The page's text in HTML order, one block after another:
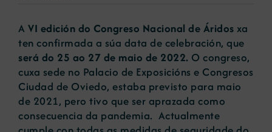
A VI edición do Congreso Nacional de Áridos xa
ten confirmada a súa data de celebración, que
será do 25 ao 27 de maio de 2022. O congreso,
cuxa sede no Palacio de Exposicións e Congresos
Ciudad de Oviedo, estaba previsto para maio
de 2021, pero tivo que ser aprazada como
consecuencia da pandemia. Actualmente